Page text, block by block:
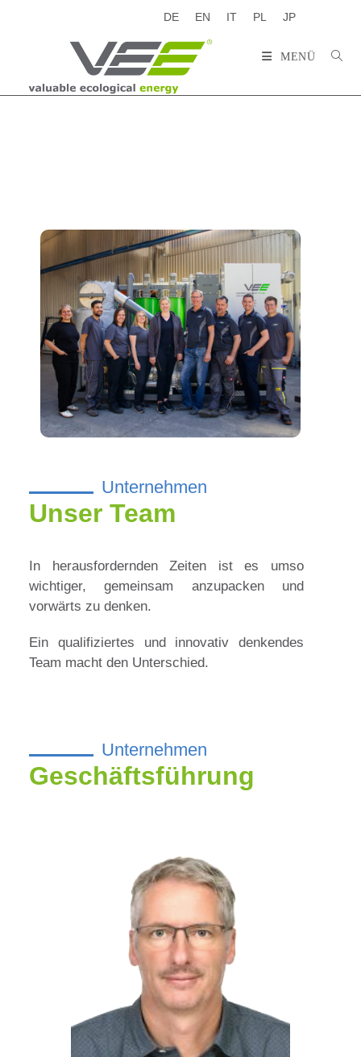
DE EN IT PL JP
MENÜ
Unternehmen
Unser Team
In herausfordernden Zeiten ist es umso
wichtiger, gemeinsam anzupacken und
vorwärts zu denken.
Ein qualifiziertes und innovativ denkendes
Team macht den Unterschied.
Unternehmen
Geschäftsführung